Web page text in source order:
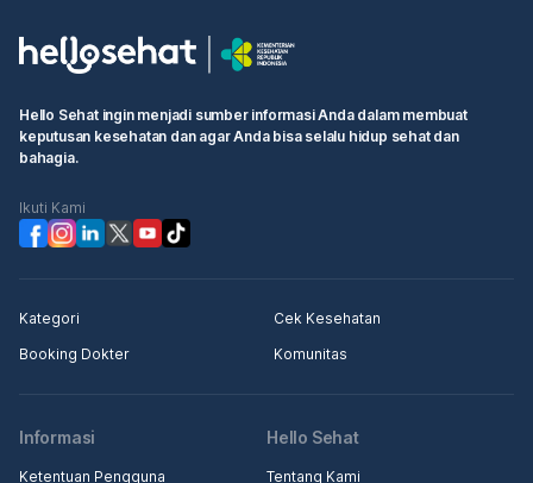
Hello Sehat ingin menjadi sumber informasi Anda dalam membuat
keputusan kesehatan dan agar Anda bisa selalu hidup sehat dan
bahagia.
Ikuti Kami
Kategori
Cek Kesehatan
Booking Dokter
Komunitas
Informasi
Ketentuan Pengguna
Hello Sehat
Tentang Kami